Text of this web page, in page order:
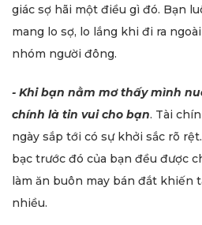
giác sợ hãi một điều gì đó. Bạn
mang lo sợ, lo lắng khi đi ra
nhóm người đông.
- Khi bạn nằm mơ thấy mình
chính là tin vui cho bạn. Tài
ngày sắp tới có sự khởi sắc rõ
bạc trước đó của bạn đều được
làm ăn buôn may bán đắt khiến
nhiều.